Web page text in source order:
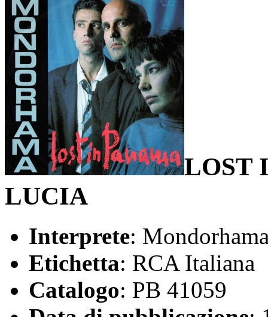
LOST
LUCIA
Interprete:
Etichetta: RCA Italiana
Catalogo: PB 41059